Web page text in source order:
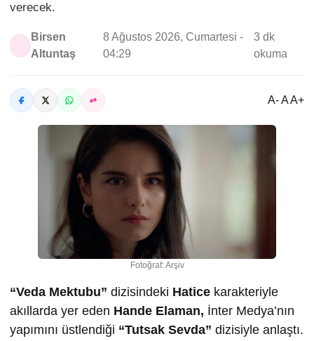
verecek.
Birsen
Altuntaş
8 Ağustos 2026, Cumartesi -
04:29
3 dk
okuma
A- A A+
Fotoğraf: Arşiv
“Veda Mektubu” dizisindeki Hatice karakteriyle
akıllarda yer eden Hande Elaman, İnter Medya’nın
yapımını üstlendiği “Tutsak Sevda” dizisiyle anlaştı.